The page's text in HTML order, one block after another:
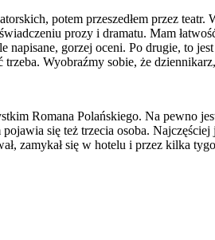
potem przeszedłem przez
prozy i dramatu. Mam
napisane, gorzej oceni. Po drugie, to
Wyobraźmy sobie, że
Romana Polańskiego. Na pewno
się też trzecia osoba.
zamykał się w hotelu i przez kilka